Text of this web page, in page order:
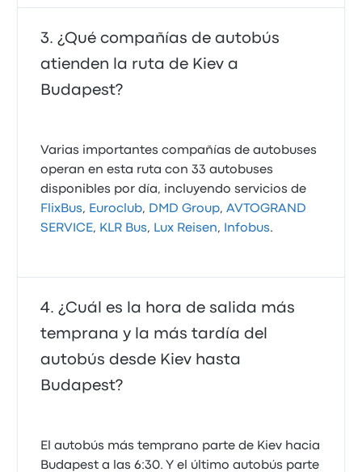
¿Qué compañías de autobús
atienden la ruta de Kiev a
Budapest?
Varias importantes compañías de autobuses
operan en esta ruta con 33 autobuses
disponibles por día, incluyendo servicios de
FlixBus, Euroclub, DMD Group,AVTOGRAND
SERVICE, KLR Bus, Lux Reisen, Infobus.
¿Cuál es la hora de salida más
temprana y la más tardía del
autobús desde Kiev hasta
Budapest?
El autobús más temprano parte de Kiev hacia
Budapest a las 6:30. Y el último autobús parte